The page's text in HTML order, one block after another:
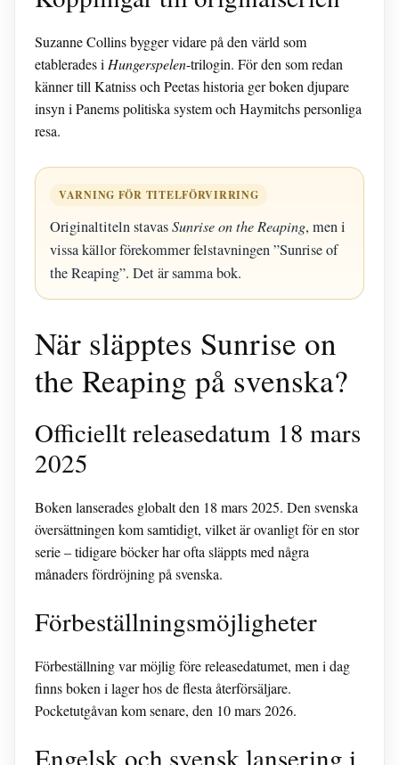
Suzanne Collins bygger vidare på den värld som
etablerades i Hungerspelen-trilogin. För den som redan
känner till Katniss och Peetas historia ger boken djupare
insyn i Panems politiska system och Haymitchs personliga
resa.
VARNING FÖR TITELFÖRVIRRING
Originaltiteln stavasSunrise on the Reaping, men i
vissa källor förekommer felstavningen ”Sunrise of
the Reaping”. Det är samma bok.
När släpptes Sunrise on
the Reaping på svenska?
Officiellt releasedatum 18 mars
2025
Boken lanserades globalt den 18 mars 2025. Den svenska
översättningen kom samtidigt, vilket är ovanligt för en stor
serie – tidigare böcker har ofta släppts med några
månaders fördröjning på svenska.
Förbeställningsmöjligheter
Förbeställning var möjlig före releasedatumet, men i dag
finns boken i lager hos de flesta återförsäljare.
Pocketutgåvan kom senare, den 10 mars 2026.
Engelsk och svensk lansering i